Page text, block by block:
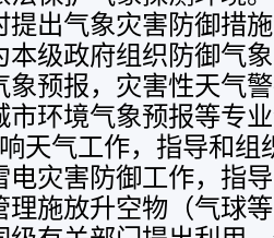
提出气象灾害防御措
本级政府组织防御气
象预报，灾害性天气
市环境气象预报等专
天气工作，指导和组
电灾害防御工作，指
理施放升空物（气球